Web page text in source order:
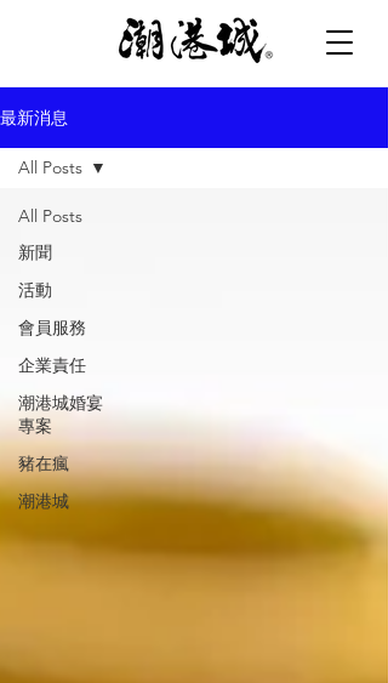
最新消息
All Posts
新聞
活動
會員服務
企業責任
潮港城婚宴
專案
豬在瘋
潮港城
All Posts